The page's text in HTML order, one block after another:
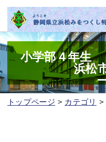
小学部４年生
浜松
トップページ カテゴリ